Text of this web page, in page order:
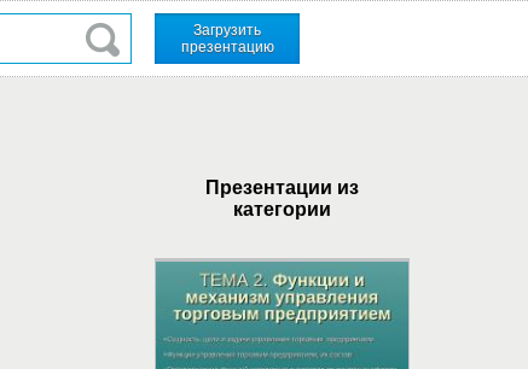
Загрузить
презентацию
Презентации из
категории